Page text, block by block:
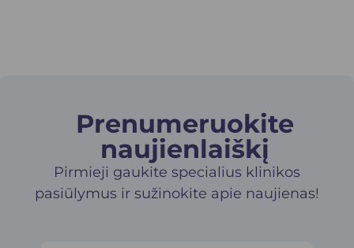
Prenumeruokite
naujienlaiškį​
Pirmieji gaukite specialius klinikos
pasiūlymus ir sužinokite apie naujienas!